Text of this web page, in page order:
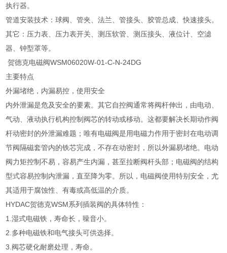
执行器。
管道安装技术：球阀、管夹、法兰、管接头、胶管总成、快速接头。
其它：压力表、压力表开关、测压软管、测压接头、液位计、空滤
器、钟型罩等。
贺德克电磁阀WSM06020W-01-C-N-24DG
主要特点
外漏堵绝，内漏易控，使用安全
内外泄漏是危及安全的要素。其它自控阀通常将阀杆伸出，由电动、
气动、液动执行机构控制阀芯的转动或移动。这都要解决长期动作阀
杆动密封的外泄漏难题；唯有电磁阀是用电磁力作用于密封在电动调
节阀隔磁套管内的铁芯完成，不存在动密封，所以外漏易堵绝。电动
阀力矩控制不易，容易产生内漏，甚至拉断阀杆头部；电磁阀的结构
型式容易控制内泄漏，直至降为零。所以，电磁阀使用特别安全，尤
其适用于腐蚀性、有毒或高低温的介质。
HYDAC贺德克WSM系列插装阀的具体特性：
1.湿式电磁铁，寿命长，噪音小。
2.多种电磁铁和电气接头可供选择。
3.阀芯硬化耐磨处理，寿命。